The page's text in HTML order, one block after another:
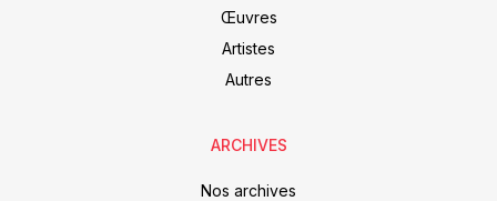
Œuvres
Artistes
Autres
ARCHIVES
Nos archives